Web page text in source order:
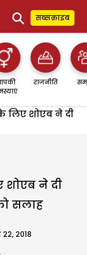
⚲ सब्सक्राइब
राजनीति
लिए शोएब ने दी
शोएब ने दी
सलाह
2018